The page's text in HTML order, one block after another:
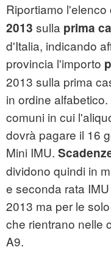
Riportiamo l'elenco
2013 sulla prima
d'Italia, indicando
provincia l'importo
2013 sulla prima
in ordine
comuni in cui
dovrà pagare il 16
Mini IMU.
dividono quindi in
e seconda rata
2013 ma per le
che rientrano nelle
A9.